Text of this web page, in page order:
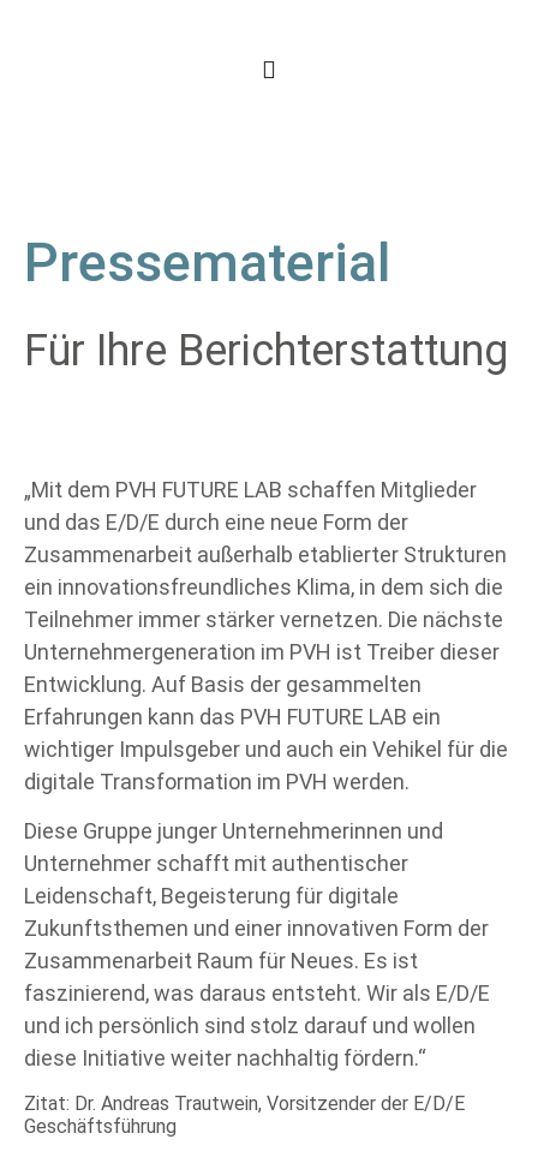
Pressematerial
Für Ihre Berichterstattung
„Mit dem PVH FUTURE LAB schaffen Mitglieder
und das E/D/E durch eine neue Form der
Zusammenarbeit außerhalb etablierter Strukturen
ein innovationsfreundliches Klima, in dem sich die
Teilnehmer immer stärker vernetzen. Die nächste
Unternehmergeneration im PVH ist Treiber dieser
Entwicklung. Auf Basis der gesammelten
Erfahrungen kann das PVH FUTURE LAB ein
wichtiger Impulsgeber und auch ein Vehikel für die
digitale Transformation im PVH werden.
Diese Gruppe junger Unternehmerinnen und
Unternehmer schafft mit authentischer
Leidenschaft, Begeisterung für digitale
Zukunftsthemen und einer innovativen Form der
Zusammenarbeit Raum für Neues. Es ist
faszinierend, was daraus entsteht. Wir als E/D/E
und ich persönlich sind stolz darauf und wollen
diese Initiative weiter nachhaltig fördern.“
Zitat: Dr. Andreas Trautwein, Vorsitzender der E/D/E
Geschäftsführung